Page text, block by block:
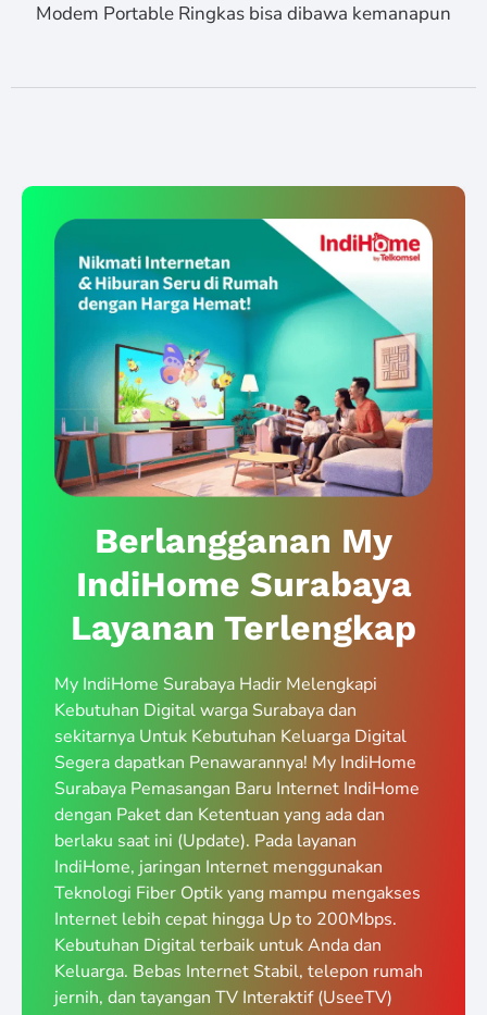
Modem Portable Ringkas bisa dibawa kemanapun
Berlangganan My
IndiHome Surabaya
Layanan Terlengkap
My IndiHome Surabaya Hadir Melengkapi
Kebutuhan Digital warga Surabaya dan
sekitarnya Untuk Kebutuhan Keluarga Digital
Segera dapatkan Penawarannya! My IndiHome
Surabaya Pemasangan Baru Internet IndiHome
dengan Paket dan Ketentuan yang ada dan
berlaku saat ini (Update). Pada layanan
IndiHome, jaringan Internet menggunakan
Teknologi Fiber Optik yang mampu mengakses
Internet lebih cepat hingga Up to 200Mbps.
Kebutuhan Digital terbaik untuk Anda dan
Keluarga. Bebas Internet Stabil, telepon rumah
jernih, dan tayangan TV Interaktif (UseeTV)